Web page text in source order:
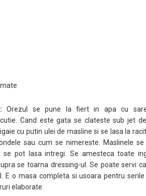
Orezul se pune la fiert in apa cu
Cand este gata se clateste sub jet
cu putin ulei de masline si se lasa la
sau cum se nimereste. Maslinele
se pot lasa intregi. Se amesteca toate
se toarna dressing-ul. Se poate servi
E o masa completa si usoara pentru
elaborate.